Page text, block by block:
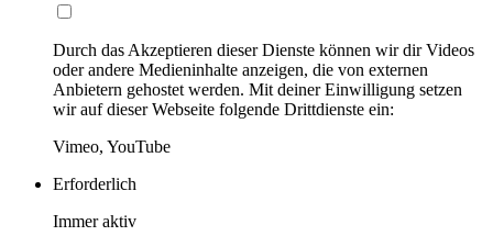
Durch das Akzeptieren dieser Dienste können wir dir Videos
oder andere Medieninhalte anzeigen, die von externen
Anbietern gehostet werden. Mit deiner Einwilligung setzen
wir auf dieser Webseite folgende Drittdienste ein:
Vimeo, YouTube
Erforderlich
Immer aktiv